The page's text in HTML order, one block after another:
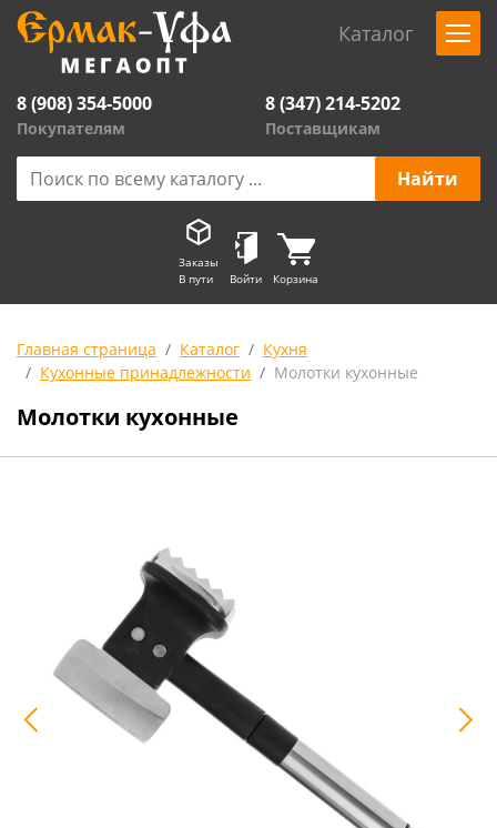
Каталог
8 (908) 354-5000
Покупателям
8 (347) 214-5202
Поставщикам
Заказы
В пути
Войти Корзина
Главная страница Каталог
Кухня
Кухонные принадлежности
Молотки кухонные
Молотки кухонные